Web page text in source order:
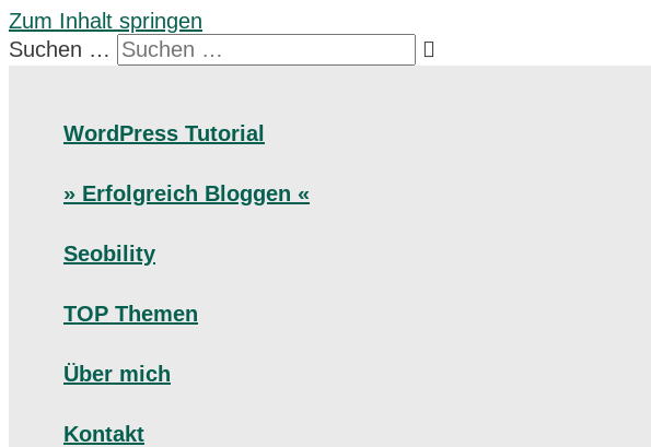
Zum Inhalt springen
Suchen …
WordPress Tutorial
» Erfolgreich Bloggen «
Seobility
TOP Themen
Über mich
Kontakt